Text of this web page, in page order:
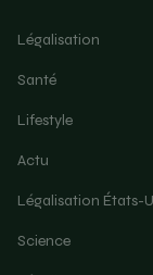
Légalisation
Santé
Lifestyle
Actu
Légalisation États-
Science